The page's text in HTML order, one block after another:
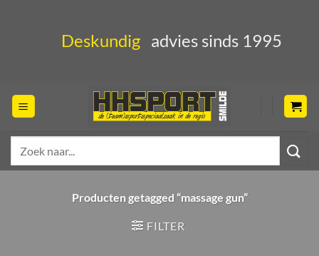
Deskundig advies sinds 1995
Producten getagged “massage gun”
FILTER